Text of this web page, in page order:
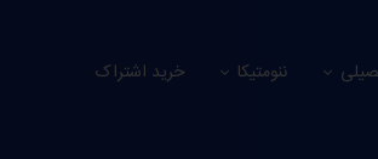
ننومتیکا خرید اشتراک